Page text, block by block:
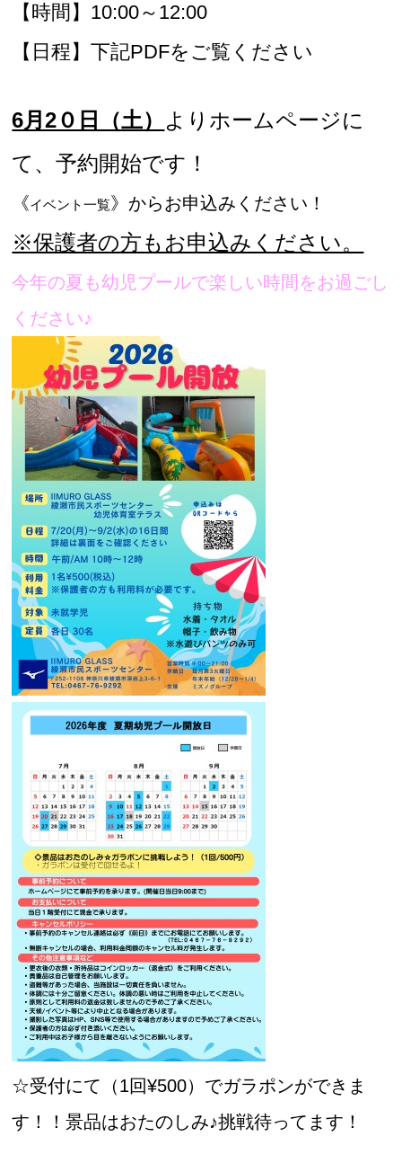
【時間】10:00～12:00
【日程】下記PDFをご覧ください
6月2０日（土） よりホームページに
て、予約開始です！
《イベント一覧》からお申込みください！
※保護者の方もお申込みください。
今年の夏も幼児プールで楽しい時間をお過ごし
ください♪
☆受付にて（1回¥500）でガラポンができま
す！！景品はおたのしみ♪挑戦待ってます！